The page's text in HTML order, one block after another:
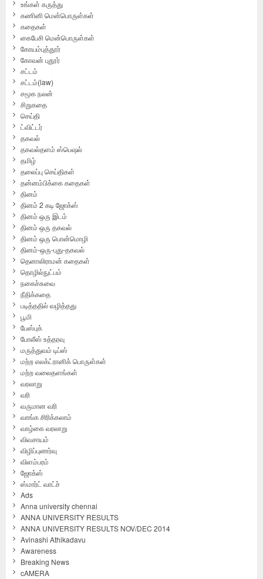
உங்கள் கருத்து
கணினி மென்பொருள்கள்
கதைகள்
கைபேசி மென்பொருள்கள்
கோயம்புத்தூர்
கோவன் புதூர்
சட்டம்
சட்டம்(law)
சமூக நலன்
சிறுகதை
செய்தி
ட்விட்டர்
தகவல்
தகவல்தளம் ஸ்பெஷல்
தமிழ்
தலைப்பு செய்திகள்
தன்னம்பிக்கை கதைகள்
தினம்
தினம் 2 கடி ஜோக்ஸ்
தினம் ஒரு இடம்
தினம் ஒரு தகவல்
தினம் ஒரு பொன்மொழி
தினம்-ஒரு-புது-தகவல்
தெனாலிராமன் கதைகள்
தொழில்நுட்பம்
நகைச்சுவை
நீதிக்கதை
படித்ததில் வழித்தது
பூமி
பேஸ்புக்
போலீஸ் உத்தரவு
மருத்துவம் டிப்ஸ்
மற்ற எலக்ட்ரானிக் பொருள்கள்
மற்ற வலைதளங்கள்
வரலாறு
வரி
வருமான வரி
வாங்க சிரிக்கலாம்
வாழ்கை வரலாறு
விவசாயம்
விழிப்புணர்வு
விளம்பரம்
ஜோக்ஸ்
ஸ்மார்ட் வாட்ச்
Ads
Anna university chennai
ANNA UNIVERSITY RESULTS
ANNA UNIVERSITY RESULTS NOV/DEC 2014
Avinashi Athikadavu
Awareness
Breaking News
cAMERA